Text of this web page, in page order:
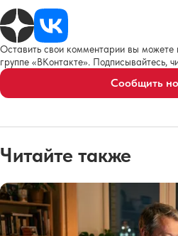
Оставить свои комментарии вы
группе «ВКонтакте». Подписывайтесь,
Сообщить
Читайте также